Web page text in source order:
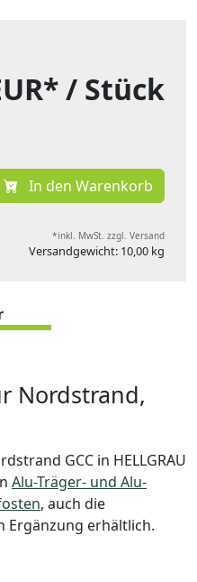
/ Stück
In den Warenkorb
*inkl. MwSt. zzgl. Versand
Versandgewicht: 10,00 kg
Nordstrand,
GCC in HELLGRAU
Alu-Träger- und Alu-
, auch die
Ergänzung erhältlich.